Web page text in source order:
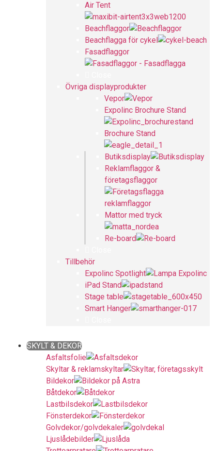
Air Tent
Beachflaggor
Beachflagga för cykel
Fasadflaggor
Övriga displayprodukter
Vepor
Expolinc Brochure Stand
Brochure Stand
Butiksdisplay
Reklamflaggor &
företagsflaggor
Mattor med tryck
Re-board
Tillbehör
Expolinc Spotlight
iPad Stand
Stage table
Smart Hanger
SKYLT & DEKOR
Asfaltsfolie
Skyltar & reklamskyltar
Bildekor
Båtdekor
Lastbilsdekor
Fönsterdekor
Golvdekor/golvdekaler
Ljuslådebilder